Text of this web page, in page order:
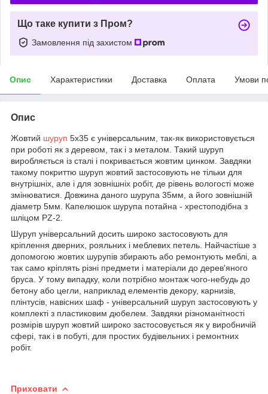
Що таке купити з Пром?
Замовлення під захистом
Опис Характеристики Доставка Оплата Умови
Опис
Жовтий шуруп 5х35 є універсальним, так-як використовується
при роботі як з деревом, так і з металом. Такий шуруп
виробляється із сталі і покривається жовтим цинком. Завдяки
такому покриттю шуруп жовтий застосовують не тільки для
внутрішніх, але і для зовнішніх робіт, де рівень вологості може
змінюватися. Довжина даного шурупа 35мм, а його зовнішній
діаметр 5мм. Капелюшок шурупа потайна - хрестоподібна з
шліцом РZ-2.
Шуруп універсальний досить широко застосовують для
кріплення дверних, рояльних і меблевих петель. Найчастіше з
допомогою жовтих шурупів збирають або ремонтують меблі, а
так само кріплять різні предмети і матеріали до дерев'яного
бруса. У тому випадку, коли потрібно монтаж чого-небудь до
бетону або цегли, наприклад елементів декору, карнизів,
плінтусів, навісних шаф - універсальний шуруп застосовують у
комплекті з пластиковим дюбелем. Завдяки різноманітності
розмірів шуруп жовтий широко застосовується як у виробничій
сфері, так і в побуті, для простих будівельних і ремонтних
робіт.
Приховати